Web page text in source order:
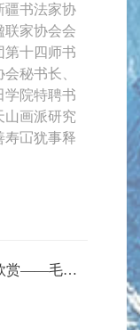
疆书法家协
联家协会会
第十四师书
秘书长、
学院特聘书
山画派研究
寿冚犹事释
第十四师昆玉市美术家协会作品欣赏——毛红提